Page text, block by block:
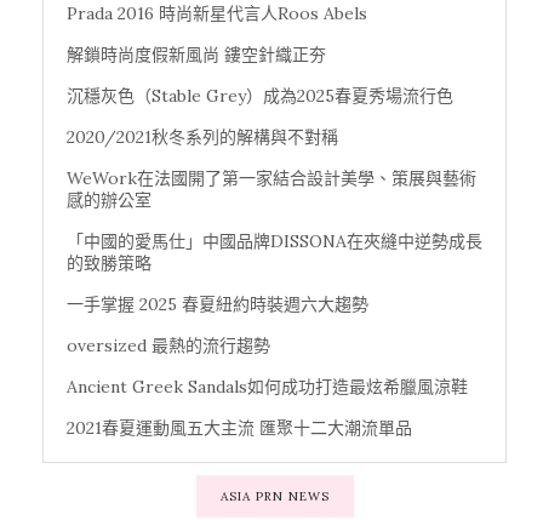
Prada 2016 時尚新星代言人Roos Abels
解鎖時尚度假新風尚 鏤空針織正夯
沉穩灰色（Stable Grey）成為2025春夏秀場流行色
2020/2021秋冬系列的解構與不對稱
WeWork在法國開了第一家結合設計美學、策展與藝術
感的辦公室
「中國的愛馬仕」中國品牌DISSONA在夾縫中逆勢成長
的致勝策略
一手掌握 2025 春夏紐約時裝週六大趨勢
oversized 最熱的流行趨勢
Ancient Greek Sandals如何成功打造最炫希臘風涼鞋
2021春夏運動風五大主流 匯聚十二大潮流單品
ASIA PRN NEWS